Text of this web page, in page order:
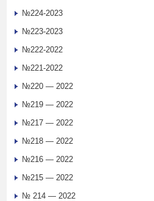
№224-2023
№223-2023
№222-2022
№221-2022
№220 — 2022
№219 — 2022
№217 — 2022
№218 — 2022
№216 — 2022
№215 — 2022
№ 214 — 2022